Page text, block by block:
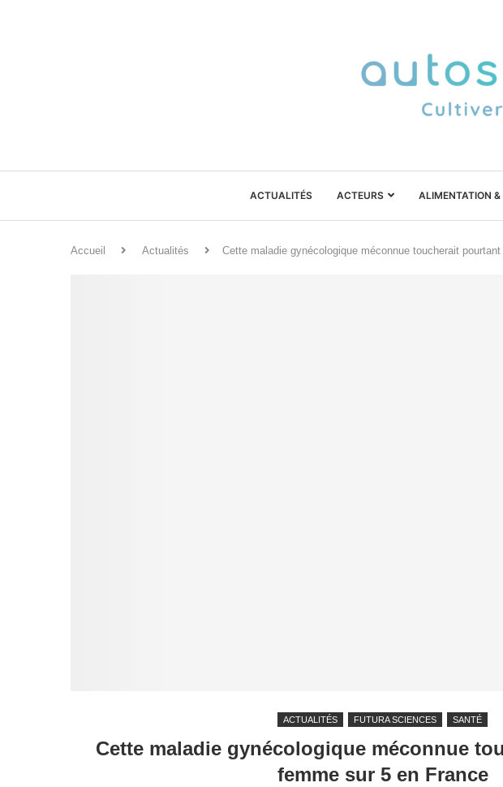
ACTUALITÉS ACTEURS ALIMENTATION
Accueil Actualités Cette maladie gynécologique méconnue toucherait
ACTUALITÉS FUTURA SCIENCES SANTÉ
Cette maladie gynécologique méconnue
femme sur 5 en France